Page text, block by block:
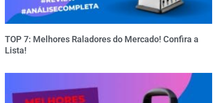
TOP 7: Melhores Raladores do Mercado! Confira a
Lista!